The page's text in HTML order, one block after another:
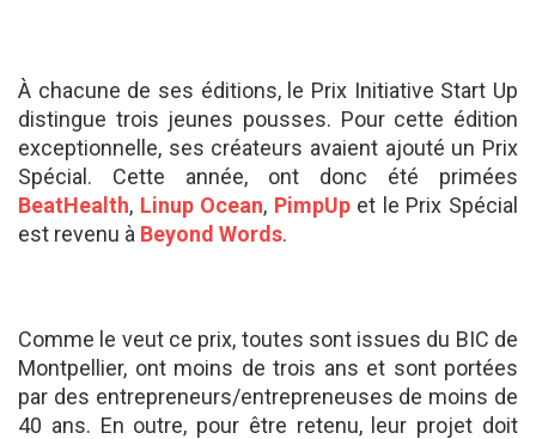
À chacune de ses éditions, le Prix Initiative Start Up
distingue trois jeunes pousses. Pour cette édition
exceptionnelle, ses créateurs avaient ajouté un Prix
Spécial. Cette année, ont donc été primées
BeatHealth, Linup Ocean, PimpUpet le Prix Spécial
est revenu à Beyond Words.
Comme le veut ce prix, toutes sont issues du BIC de
Montpellier, ont moins de trois ans et sont portées
par des entrepreneurs/entrepreneuses de moins de
40 ans. En outre, pour être retenu, leur projet doit